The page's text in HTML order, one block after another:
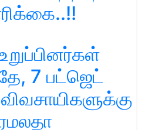
7 பட்ஜெட்